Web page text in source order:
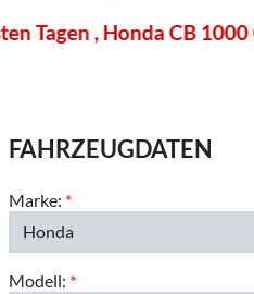
, Honda CB 1000
FAHRZEUGDATEN
Marke: *
Modell: *